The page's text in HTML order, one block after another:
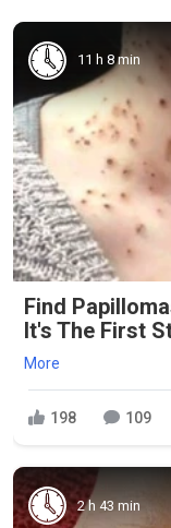
11 h 8 min
Find
It's The First
More
198 109
2 h 43 min